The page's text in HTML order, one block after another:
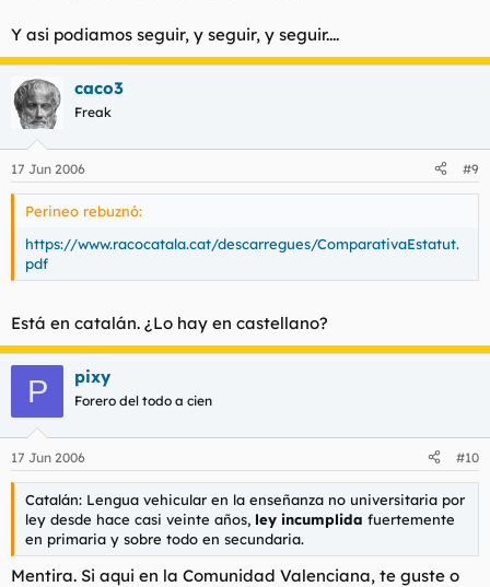
Y asi podiamos seguir, y seguir, y seguir....
caco3
Freak
17 Jun 2006 #9
Perineo rebuznó:
https://www.racocatala.cat/descarregues/ComparativaEstatut.
pdf
Está en catalán. ¿Lo hay en castellano?
P pixy
Forero del todo a cien
17 Jun 2006 #10
Catalán: Lengua vehicular en la enseñanza no universitaria por
ley desde hace casi veinte años, ley incumplida fuertemente
en primaria y sobre todo en secundaria.
Mentira. Si aqui en la Comunidad Valenciana, te guste o